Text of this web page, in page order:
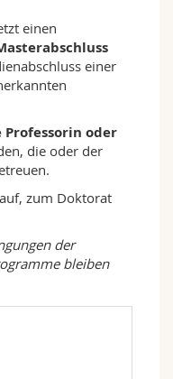
einen
einer
Professorin oder
die oder der
zum Doktorat
der
bleiben